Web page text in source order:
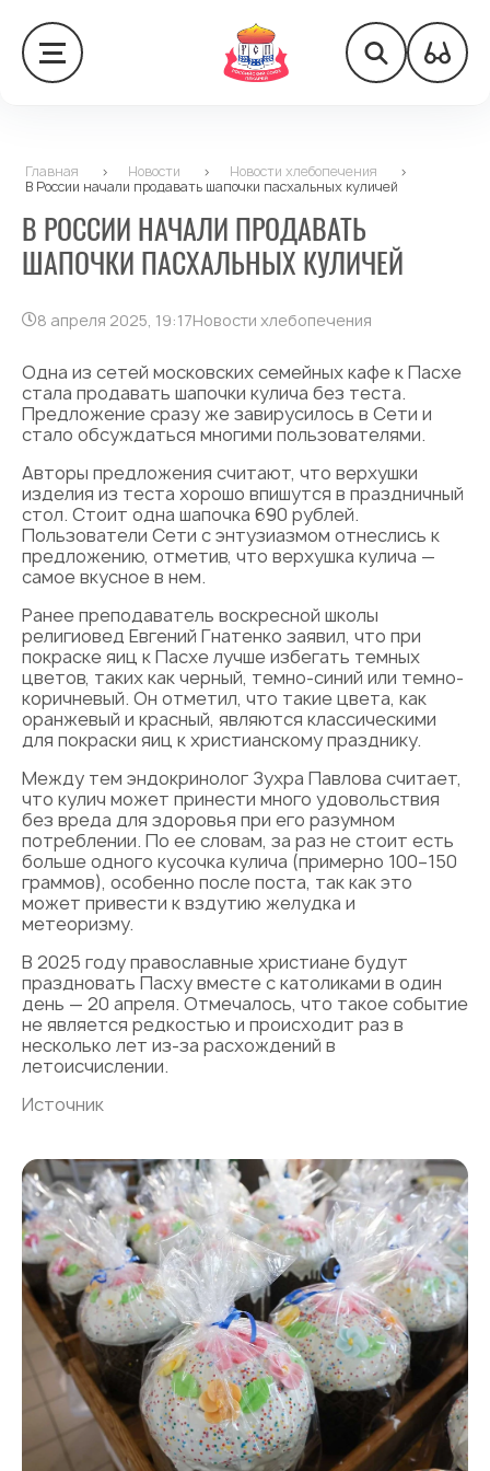
Главная > Новости > Новости хлебопечения
>
В России начали продавать шапочки пасхальных куличей
В РОССИИ НАЧАЛИ ПРОДАВАТЬ
ШАПОЧКИ ПАСХАЛЬНЫХ КУЛИЧЕЙ
8 апреля 2025, 19:17Новости хлебопечения
Одна из сетей московских семейных кафе к Пасхе
стала продавать шапочки кулича без теста.
Предложение сразу же завирусилось в Сети и
стало обсуждаться многими пользователями.
Авторы предложения считают, что верхушки
изделия из теста хорошо впишутся в праздничный
стол. Стоит одна шапочка 690 рублей.
Пользователи Сети с энтузиазмом отнеслись к
предложению, отметив, что верхушка кулича —
самое вкусное в нем.
Ранее преподаватель воскресной школы
религиовед Евгений Гнатенко заявил, что при
покраске яиц к Пасхе лучше избегать темных
цветов, таких как черный, темно-синий или темно-
коричневый. Он отметил, что такие цвета, как
оранжевый и красный, являются классическими
для покраски яиц к христианскому празднику.
Между тем эндокринолог Зухра Павлова считает,
что кулич может принести много удовольствия
без вреда для здоровья при его разумном
потреблении. По ее словам, за раз не стоит есть
больше одного кусочка кулича (примерно 100–150
граммов), особенно после поста, так как это
может привести к вздутию желудка и
метеоризму.
В 2025 году православные христиане будут
праздновать Пасху вместе с католиками в один
день — 20 апреля. Отмечалось, что такое событие
не является редкостью и происходит раз в
несколько лет из-за расхождений в
летоисчислении.
Источник
и Begin
bakery